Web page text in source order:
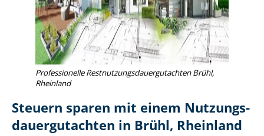
Professionelle Rest­nut­zungs­dau­er­gut­ach­ten Brühl,
Rheinland
Steuern sparen mit einem Nut­zungs­
dau­er­gut­ach­ten in Brühl, Rheinland